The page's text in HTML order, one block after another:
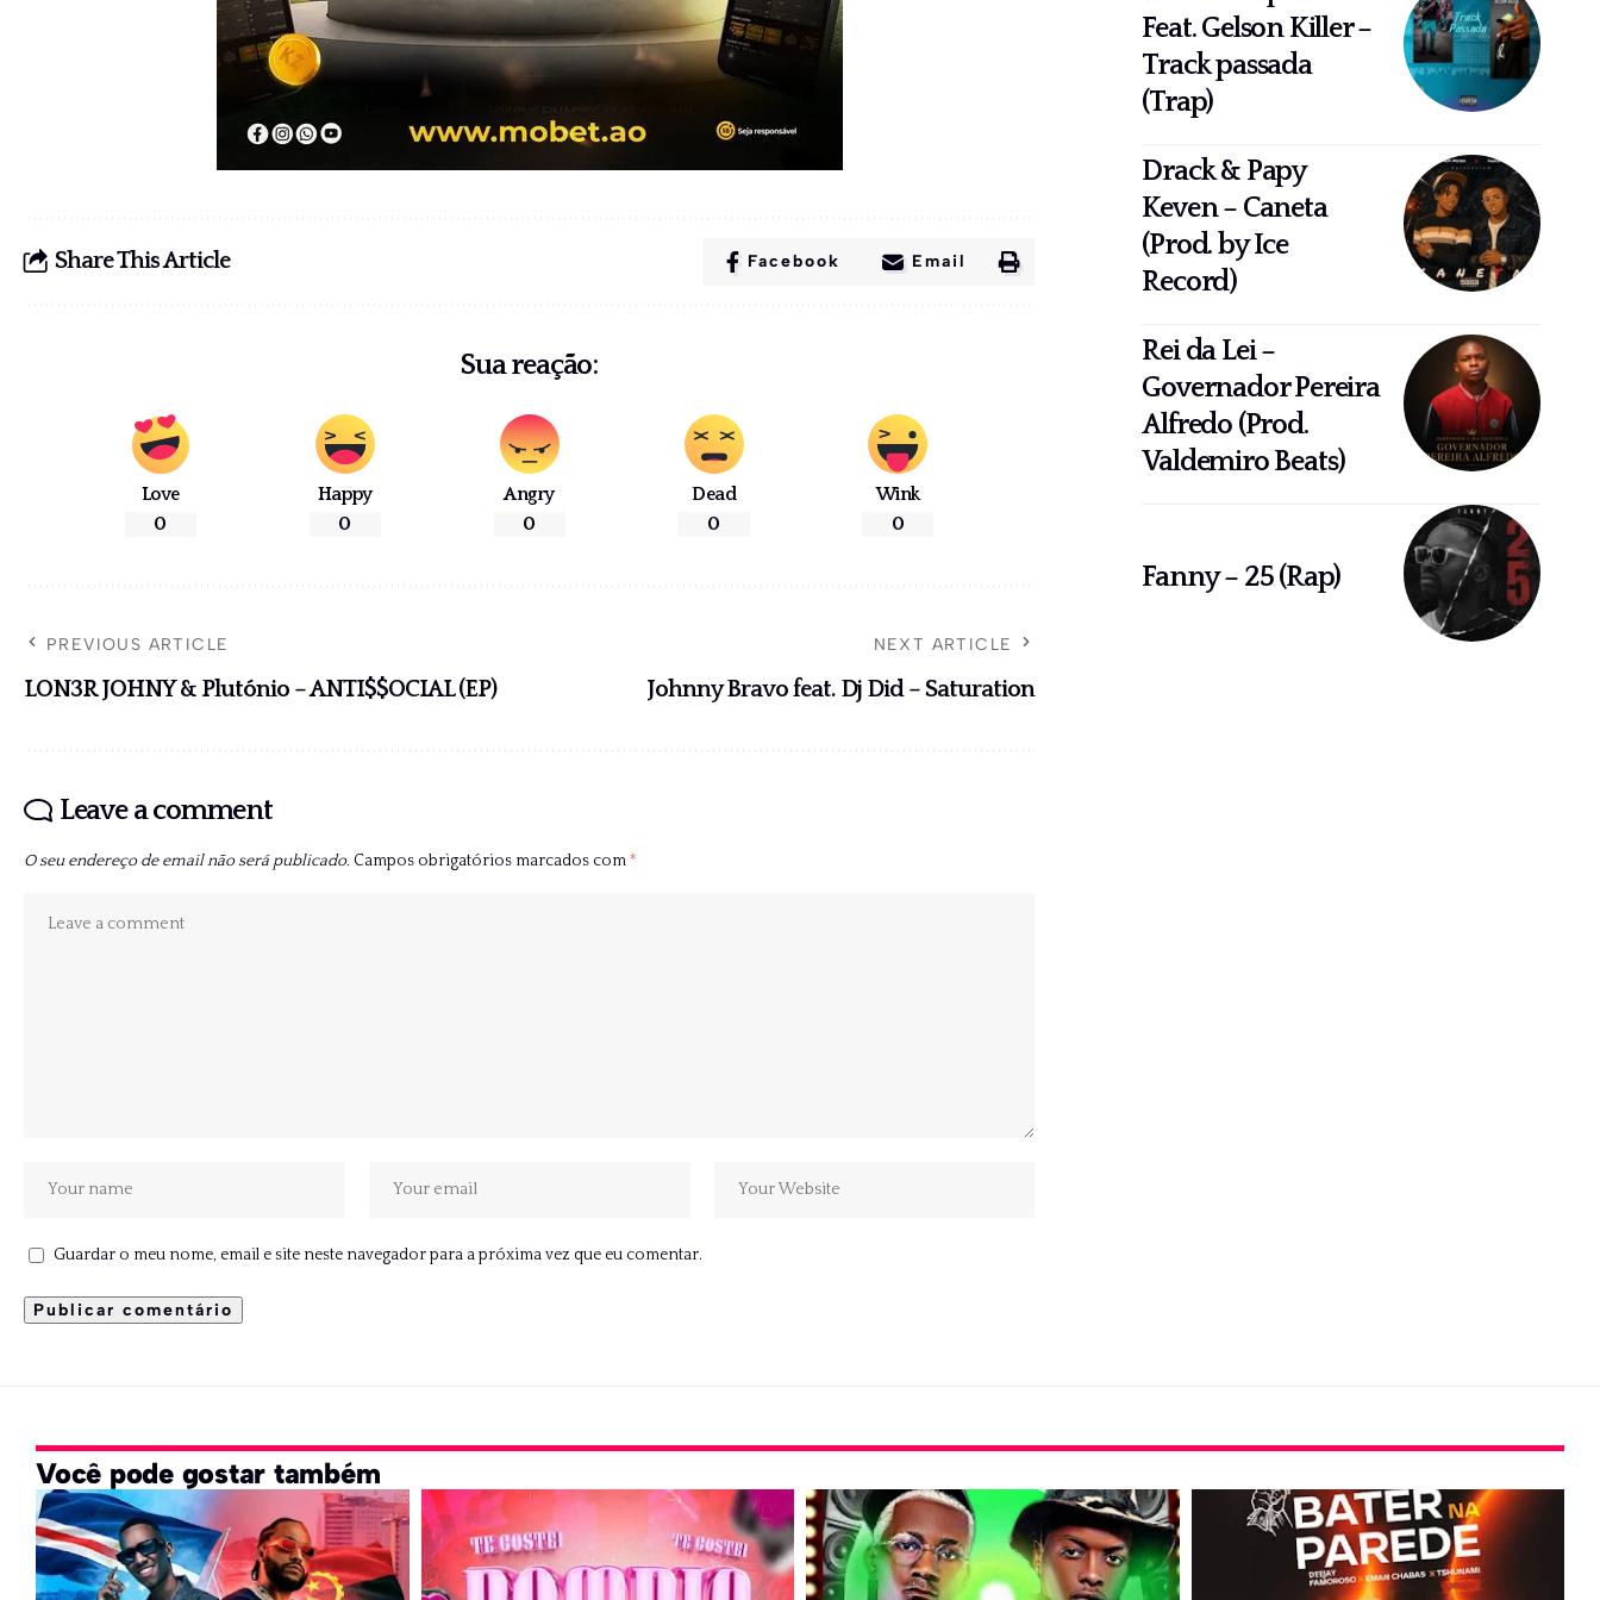
Share This Article Facebook Email
Sua reação:
Love
0
Happy
0
Angry
0
Dead
0
Wink
0
PREVIOUS ARTICLE
LON3R JOHNY & Plutónio – ANTI$$OCIAL (EP)
NEXT ARTICLE
Johnny Bravo feat. Dj Did – Saturation
Leave a comment
O seu endereço de email não será publicado. Campos obrigatórios marcados com*
Guardar o meu nome, email e site neste navegador para a próxima vez que eu comentar.
Feat. Gelson Killer –
Track passada
(Trap)
Drack & Papy
Keven – Caneta
(Prod. by Ice
Record)
Rei da Lei –
Governador Pereira
Alfredo (Prod.
Valdemiro Beats)
Fanny – 25 (Rap)
Você pode gostar também